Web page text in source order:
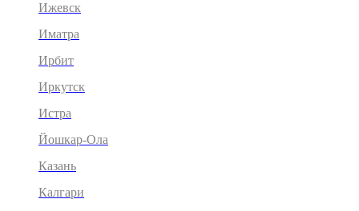
Ижевск
Иматра
Ирбит
Иркутск
Истра
Йошкар-Ола
Казань
Калгари